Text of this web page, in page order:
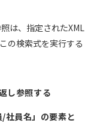
は、指定されたXML
の検索式を実行する
し参照する
社員名」の要素と